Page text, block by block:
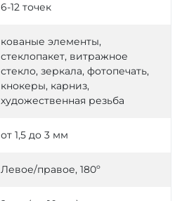
6-12 точек
кованые элементы,
стеклопакет, витражное
стекло, зеркала, фотопечать,
кнокеры, карниз,
художественная резьба
от 1,5 до 3 мм
Левое/правое, 180º